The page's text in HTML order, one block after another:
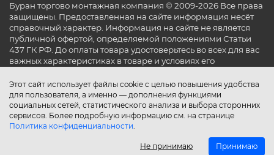
Этот сайт использует файлы cookie с целью повышения удобства
для пользователя, а именно — дополнения функциями
социальных сетей, статистического анализа и выбора сторонних
сервисов. Более подробную информацию см. на странице
Политика конфиденциальности.
Не принимаю Принимаю
Буран торгово монтажная компания © 2009-2026 Все права
защищены. Предоставленная на сайте информация несёт
справочный характер. Информация на сайте не является
публичной офертой, определяемой положениями Статьи
437 ГК РФ. До оплаты товара удостоверьтесь во всех для вас
важных характеристиках в товаре и условиях его